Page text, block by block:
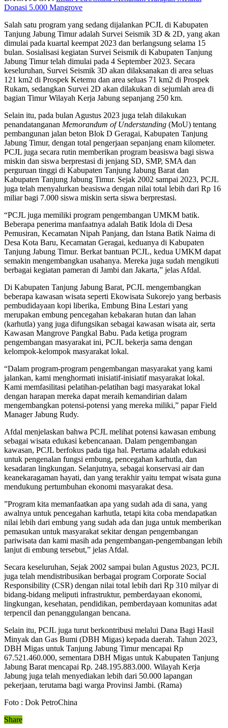
Donasi 5.000 Mangrove
Salah satu program yang sedang dijalankan PCJL di Kabupaten
Tanjung Jabung Timur adalah Survei Seismik 3D & 2D, yang akan
dimulai pada kuartal keempat 2023 dan berlangsung selama 15
bulan. Sosialisasi kegiatan Survei Seismik di Kabupaten Tanjung
Jabung Timur telah dimulai pada 4 September 2023. Secara
keseluruhan, Survei Seismik 3D akan dilaksanakan di area seluas
121 km2 di Prospek Ketemu dan area seluas 71 km2 di Prospek
Rukam, sedangkan Survei 2D akan dilakukan di sejumlah area di
bagian Timur Wilayah Kerja Jabung sepanjang 250 km.
Selain itu, pada bulan Agustus 2023 juga telah dilakukan
penandatanganan Memorandum of Understanding (MoU) tentang
pembangunan jalan beton Blok D Geragai, Kabupaten Tanjung
Jabung Timur, dengan total pengerjaan sepanjang enam kilometer.
PCJL juga secara rutin memberikan program beasiswa bagi siswa
miskin dan siswa berprestasi di jenjang SD, SMP, SMA dan
perguruan tinggi di Kabupaten Tanjung Jabung Barat dan
Kabupaten Tanjung Jabung Timur. Sejak 2002 sampai 2023, PCJL
juga telah menyalurkan beasiswa dengan nilai total lebih dari Rp 16
miliar bagi 7.000 siswa miskin serta siswa berprestasi.
“PCJL juga memiliki program pengembangan UMKM batik.
Beberapa penerima manfaatnya adalah Batik Idola di Desa
Pemusiran, Kecamatan Nipah Panjang, dan Istana Batik Naima di
Desa Kota Baru, Kecamatan Geragai, keduanya di Kabupaten
Tanjung Jabung Timur. Berkat bantuan PCJL, kedua UMKM dapat
semakin mengembangkan usahanya. Mereka juga sudah mengikuti
berbagai kegiatan pameran di Jambi dan Jakarta,” jelas Afdal.
Di Kabupaten Tanjung Jabung Barat, PCJL mengembangkan
beberapa kawasan wisata seperti Ekowisata Sukorejo yang berbasis
pembudidayaan kopi liberika, Embung Bina Lestari yang
merupakan embung pencegahan kebakaran hutan dan lahan
(karhutla) yang juga difungsikan sebagai kawasan wisata air, serta
Kawasan Mangrove Pangkal Babu. Pada ketiga program
pengembangan masyarakat ini, PCJL bekerja sama dengan
kelompok-kelompok masyarakat lokal.
“Dalam program-program pengembangan masyarakat yang kami
jalankan, kami menghormati inisiatif-inisiatif masyarakat lokal.
Kami memfasilitasi pelatihan-pelatihan bagi masyarakat lokal
dengan harapan mereka dapat meraih kemandirian dalam
mengembangkan potensi-potensi yang mereka miliki,” papar Field
Manager Jabung Rudy.
Afdal menjelaskan bahwa PCJL melihat potensi kawasan embung
sebagai wisata edukasi kebencanaan. Dalam pengembangan
kawasan, PCJL berfokus pada tiga hal. Pertama adalah edukasi
untuk pengenalan fungsi embung, pencegahan karhutla, dan
kesadaran lingkungan. Selanjutnya, sebagai konservasi air dan
keanekaragaman hayati, dan yang terakhir yaitu tempat wisata guna
mendukung pertumbuhan ekonomi masyarakat desa.
”Program kita memanfaatkan apa yang sudah ada di sana, yang
awalnya untuk pencegahan karhutla, tetapi kita coba mendapatkan
nilai lebih dari embung yang sudah ada dan juga untuk memberikan
pemasukan untuk masyarakat sekitar dengan pengembangan
pariwisata dan kami masih ada pengembangan-pengembangan lebih
lanjut di embung tersebut,” jelas Afdal.
Secara keseluruhan, Sejak 2002 sampai bulan Agustus 2023, PCJL
juga telah mendistribusikan berbagai program Corporate Social
Responsibility (CSR) dengan nilai total lebih dari Rp 310 milyar di
bidang-bidang meliputi infrastruktur, pemberdayaan ekonomi,
lingkungan, kesehatan, pendidikan, pemberdayaan komunitas adat
terpencil dan penanggulangan bencana.
Selain itu, PCJL juga turut berkontribusi melalui Dana Bagi Hasil
Minyak dan Gas Bumi (DBH Migas) kepada daerah. Tahun 2023,
DBH Migas untuk Tanjung Jabung Timur mencapai Rp
67.521.460.000, sementara DBH Migas untuk Kabupaten Tanjung
Jabung Barat mencapai Rp. 248.195.883.000. Wilayah Kerja
Jabung juga telah menyediakan lebih dari 50.000 lapangan
pekerjaan, terutama bagi warga Provinsi Jambi. (Rama)
Foto : Dok PetroChina
Share